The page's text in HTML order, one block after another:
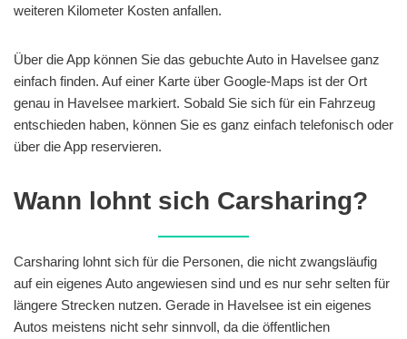
weiteren Kilometer Kosten anfallen.
Über die App können Sie das gebuchte Auto in Havelsee ganz
einfach finden. Auf einer Karte über Google-Maps ist der Ort
genau in Havelsee markiert. Sobald Sie sich für ein Fahrzeug
entschieden haben, können Sie es ganz einfach telefonisch oder
über die App reservieren.
Wann lohnt sich Carsharing?
Carsharing lohnt sich für die Personen, die nicht zwangsläufig
auf ein eigenes Auto angewiesen sind und es nur sehr selten für
längere Strecken nutzen. Gerade in Havelsee ist ein eigenes
Autos meistens nicht sehr sinnvoll, da die öffentlichen